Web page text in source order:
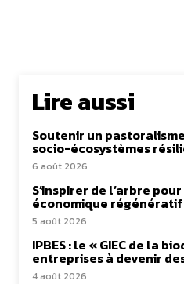
Lire aussi
Soutenir un
socio-écosystèmes
6 août 2026
S’inspirer de l’arbre
économique
5 août 2026
IPBES : le « GIEC de la
entreprises à devenir
4 août 2026